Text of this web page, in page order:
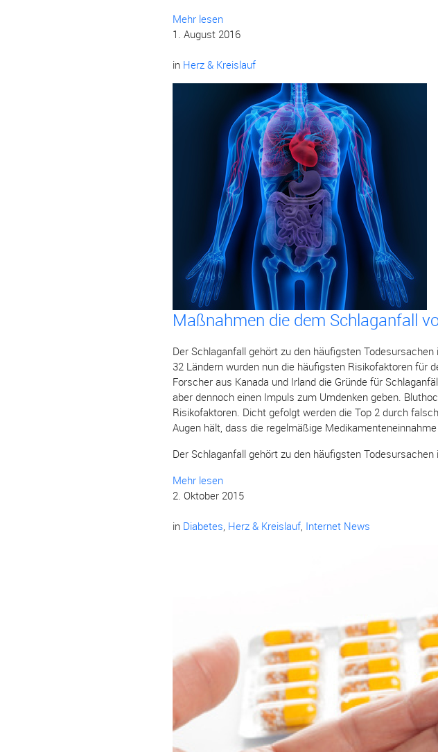
Mehr lesen
1. August 2016
in Herz & Kreislauf
Maßnahmen die dem Schlaganfall
Der Schlaganfall gehört zu den häufigsten
32 Ländern wurden nun die häufigsten Risikofaktoren für
Forscher aus Kanada und Irland die Gründe für
aber dennoch einen Impuls zum Umdenken geben.
Risikofaktoren. Dicht gefolgt werden die Top 2 durch
Augen hält, dass die regelmäßige
Der Schlaganfall gehört zu den häufigsten
Mehr lesen
2. Oktober 2015
in Diabetes, Herz & Kreislauf, Internet News